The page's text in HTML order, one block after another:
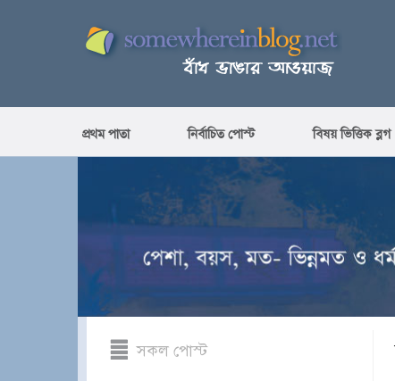
প্রথম পাতা নির্বাচিত পোস্ট বিষয় ভিত্তিক ব্লগ
সকল পোস্ট